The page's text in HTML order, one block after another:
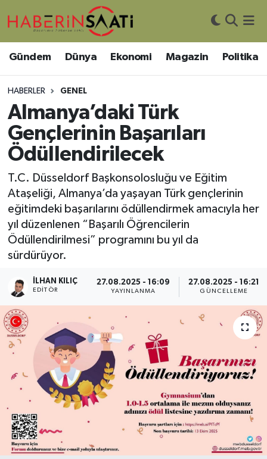
Gündem Dünya Ekonomi Magazin Politika
HABERLER GENEL
Almanya’daki Türk
Gençlerinin Başarıları
Ödüllendirilecek
T.C. Düsseldorf Başkonsolosluğu ve Eğitim
Ataşeliği, Almanya’da yaşayan Türk gençlerinin
eğitimdeki başarılarını ödüllendirmek amacıyla her
yıl düzenlenen “Başarılı Öğrencilerin
Ödüllendirilmesi” programını bu yıl da
sürdürüyor.
İLHAN KILIÇ
EDITÖR
27.08.2025 - 16:09
YAYINLANMA
27.08.2025 - 16:21
GÜNCELLEME
Asayiş
Bilim ve Teknoloji
DIŞ HABER
Eğitim
Ekonomi
Genel
Gündem
Haberde İnsan
Kültür-Sanat
Magazin
Podcast
Politika
Nöbetçi Eczaneler
Hava Durumu
Trafik Durumu
Süper Lig Puan Durumu ve Fikstür
Son Dakika Haberleri
Haber Arşivi